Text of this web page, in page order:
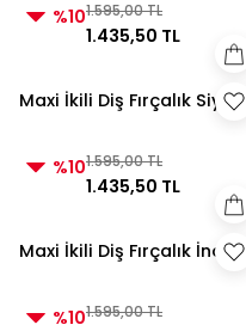
%101.595,00 TL
1.435,50 TL
Maxi İkili Diş Fırçalık Siyah
%101.595,00 TL
1.435,50 TL
Maxi İkili Diş Fırçalık İnci
%101.595,00 TL